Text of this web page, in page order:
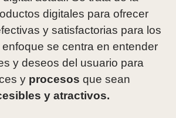
digitales para ofrecer
y satisfactorias para los
se centra en entender
y deseos del usuario para
y procesos que sean
y atractivos.